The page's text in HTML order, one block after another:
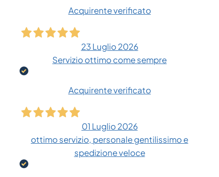
Acquirente verificato
23 Luglio 2026
Servizio ottimo come sempre
Acquirente verificato
01 Luglio 2026
ottimo servizio, personale gentilissimo e
spedizione veloce